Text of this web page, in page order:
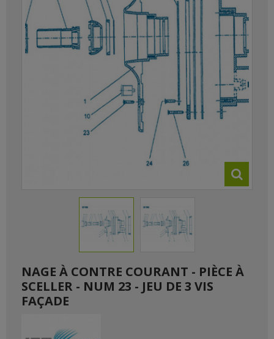
NAGE À CONTRE COURANT - PIÈCE À
SCELLER - NUM 23 - JEU DE 3 VIS
FAÇADE